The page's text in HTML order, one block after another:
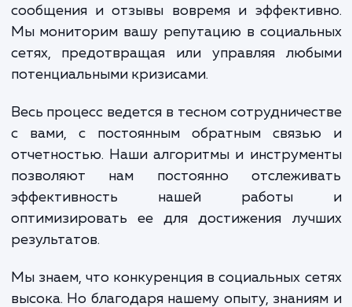
оптимизируем группы в социальных
обеспечивая их привлекательным и
брендированием. Мы
распространяем
релевантное содержание, которое
внимание вашей аудитории и
взаимодействовать с вашим брендом.
Мы также управляем
аудиторией, отвечая на
сообщения и отзывы вовремя и
Мы мониторим вашу репутацию в
сетях, предотвращая или управляя